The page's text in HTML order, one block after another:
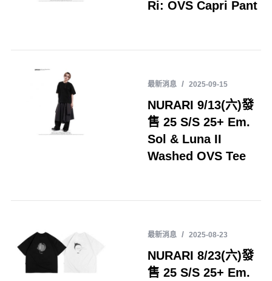
Ri: OVS Capri Pant
最新消息 2025-09-15
NURARI 9/13(六)發
售 25 S/S 25+ Em.
Sol & Luna II
Washed OVS Tee
最新消息 2025-08-23
NURARI 8/23(六)發
售 25 S/S 25+ Em.